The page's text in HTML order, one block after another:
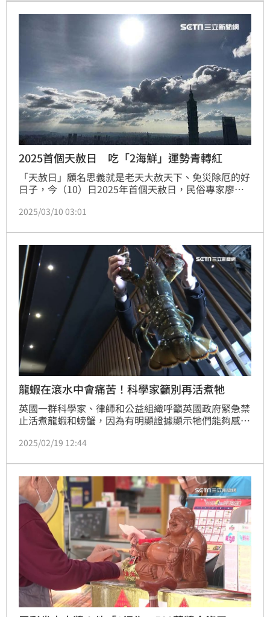
無辜，隔日便將牠放回大海。
2025首個天赦日 吃「2海鮮」運勢青轉紅
「天赦日」顧名思義就是老天大赦天下、免災除厄的好
日子，今（10）日2025年首個天赦日，民俗專家廖大
「脫殼轉運」，可以吃螃蟹、蝦子，藉著把殼去除象徵
悔，透過布施來替自己招來貴人。
2025/03/10 03:01
龍蝦在滾水中會痛苦！科學家籲別再活煮牠
英國一群科學家、律師和公益組織呼籲英國政府緊急禁
止活煮龍蝦和螃蟹，因為有明顯證據顯示牠們能夠感受
2025/02/19 12:44